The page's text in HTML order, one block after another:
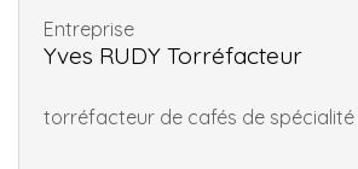
Entreprise
Yves RUDY Torréfacteur
torréfacteur de cafés de spécialité